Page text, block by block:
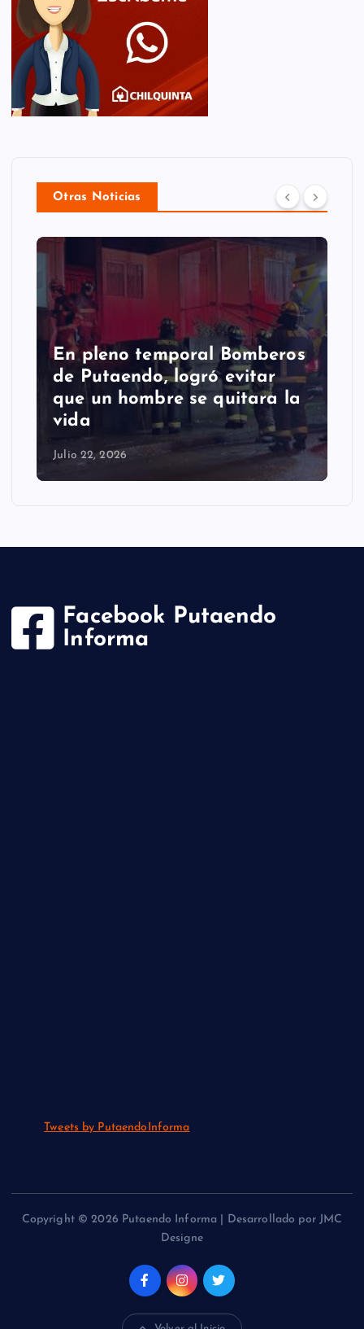
Otras Noticias
En pleno temporal Bomberos
de Putaendo, logró evitar
que un hombre se quitara la
vida
Julio 22, 2026
Facebook Putaendo
Informa
Tweets by PutaendoInforma
Copyright © 2026 Putaendo Informa | Desarrollado por JMC
Designe